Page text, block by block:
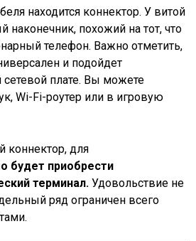
находится коннектор. У витой
наконечник, похожий на тот, что
телефон. Важно отметить,
и подойдет
плате. Вы можете
Wi-Fi-роутер или в игровую
коннектор, для
будет приобрести
терминал. Удовольствие не
ряд ограничен всего